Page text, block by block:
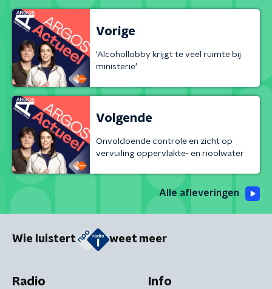
Vorige
'Alcohollobby krijgt te veel ruimte bij
ministerie'
Volgende
Onvoldoende controle en zicht op
vervuiling oppervlakte- en rioolwater
Alle afleveringen
Wie luistert weet meer
Radio Info